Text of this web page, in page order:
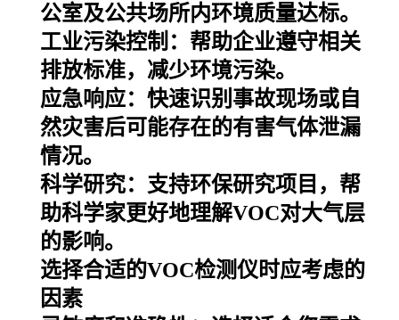
公室及公共场所内环境质量达标。
工业污染控制：帮助企业遵守相关
排放标准，减少环境污染。
应急响应：快速识别事故现场或自
然灾害后可能存在的有害气体泄漏
情况。
科学研究：支持环保研究项目，帮
助科学家更好地理解VOC对大气层
的影响。
选择合适的VOC检测仪时应考虑的
因素